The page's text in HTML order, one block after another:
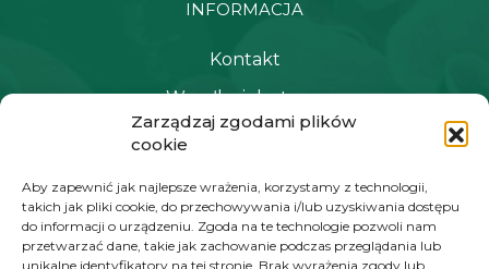
Zarządzaj zgodami plików
cookie
Aby zapewnić jak najlepsze wrażenia, korzystamy z technologii,
takich jak pliki cookie, do przechowywania i/lub uzyskiwania dostępu
do informacji o urządzeniu. Zgoda na te technologie pozwoli nam
przetwarzać dane, takie jak zachowanie podczas przeglądania lub
unikalne identyfikatory na tej stronie. Brak wyrażenia zgody lub
INFORMACJA
Kontakt
Wysyłka i dostawa
Polityka prywatności i regulamin
NAWIGACJA